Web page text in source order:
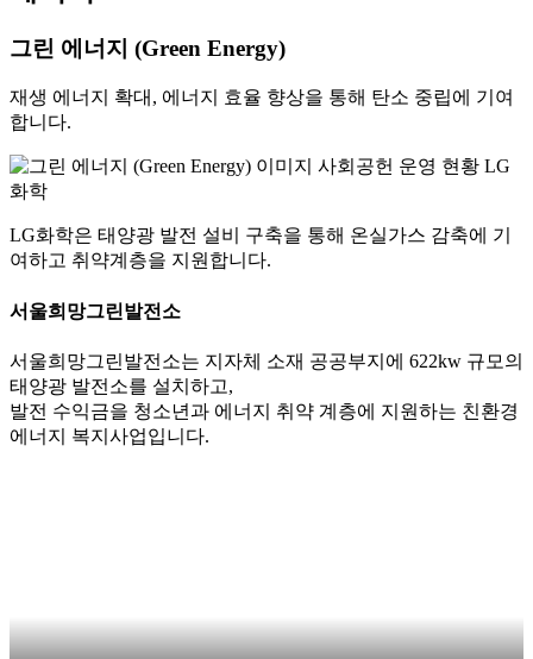
그린 에너지 (Green Energy)
재생 에너지 확대, 에너지 효율 향상을 통해 탄소 중립에 기여
합니다.
LG화학은 태양광 발전 설비 구축을 통해 온실가스 감축에 기
여하고 취약계층을 지원합니다.
서울희망그린발전소
서울희망그린발전소는 지자체 소재 공공부지에 622kw 규모의
태양광 발전소를 설치하고,
발전 수익금을 청소년과 에너지 취약 계층에 지원하는 친환경
에너지 복지사업입니다.